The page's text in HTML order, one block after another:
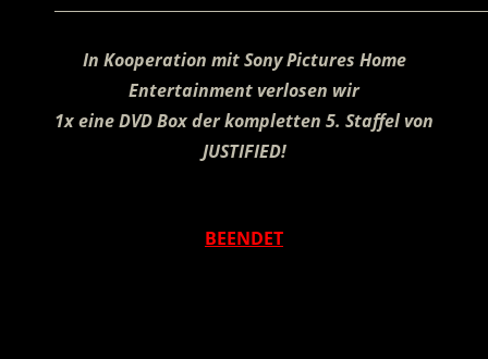
In Kooperation mitSony Pictures Home
Entertainment verlosen wir
1x eine DVD Box der kompletten 5. Staffel von
JUSTIFIED!
BEENDET